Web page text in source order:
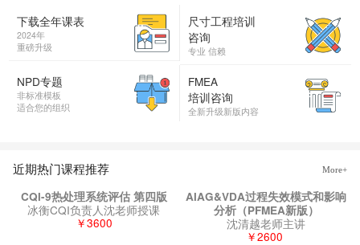
下载全年课表
2024年
重磅升级
尺寸工程培训
咨询
专业 信赖
NPD专题
非标准模板
适合您的组织
FMEA
培训咨询
全新升级新版内容
近期热门课程推荐 More+
CQI-9热处理系统评估 第四版
冰衡CQI负责人沈老师授课
￥3600
AIAG&VDA过程失效模式和影响
分析（PFMEA新版）
沈清越老师主讲
￥2600